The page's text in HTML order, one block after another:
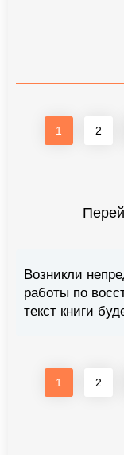
1 2
Возникли
работы по
текст книги
1 2